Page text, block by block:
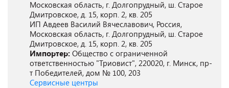
Московская область, г. Долгопрудный, ш. Старое
Дмитровское, д. 15, корп. 2, кв. 205
ИП Авдеев Василий Вячеславович, Россия,
Московская область, г. Долгопрудный, ш. Старое
Дмитровское, д. 15, корп. 2, кв. 205
Импортер: Общество с ограниченной
ответственностью "Триовист", 220020, г. Минск, пр-
т Победителей, дом № 100, 203
Сервисные центры